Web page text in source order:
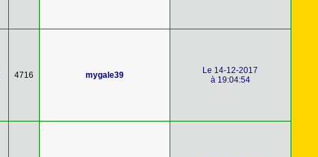
4716 mygale39
Le 14-12-2017
à 19:04:54